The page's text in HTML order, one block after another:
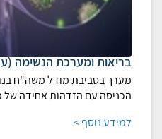
בריאות ומערכת הנשימה
מערך בסביבת מודל משה"ח
הכניסה עם הזדהות אחידה
למידע נוסף >